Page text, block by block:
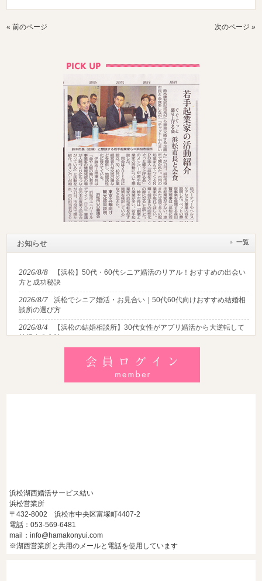
« 前のページ 次のページ »
お知らせ 一覧
2026/8/8
【浜松】50代・60代シニア婚活のリアル！おすすめの出会い
方と成功秘訣
2026/8/7
浜松でシニア婚活・お見合い｜50代60代向けおすすめ結婚相
談所の選び方
2026/8/4
【浜松の結婚相談所】30代女性がアプリ婚活から大逆転して
結婚する方法
【2026最新】猛暑でも成婚！夏の婚活おすすめイベント＆涼
しいデートの服装・スポット徹底解説
【浜松】アラフォー男性が婚活で無双する3つの戦略！30代
浜松湖西婚活サービス結い
浜松営業所
〒432-8002 浜松市中央区富塚町4407-2
電話：053-569-6481
mail：info@hamakonyui.com
※湖西営業所と共用のメールと電話を使用しています